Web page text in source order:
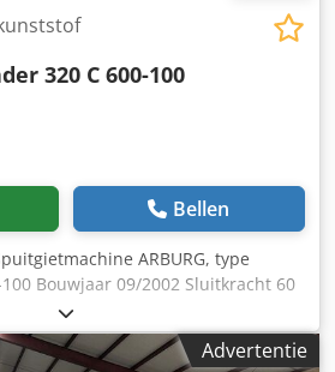
320 C 600-100
Bellen
ARBURG, type
Bouwjaar 09/2002 Sluitkracht 60
mm De machine wordt op 17-08-
naar ons magazijn
naar u toe. ChodpfxAdvertentie